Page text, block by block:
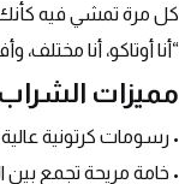
كل مرة تمشي فيه
“أنا أوتاكو، أنا مختلف،
مميزات
• رسومات كرتونية
• خامة مريحة تجمع بين